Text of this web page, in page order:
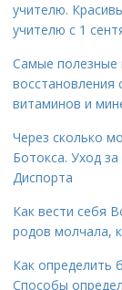
учителю.
учителю с 1
Самые полезные
восстановления
витаминов и
Через сколько
Ботокса. Уход
Диспорта
Как вести себя
родов молчала,
Как определить
Способы